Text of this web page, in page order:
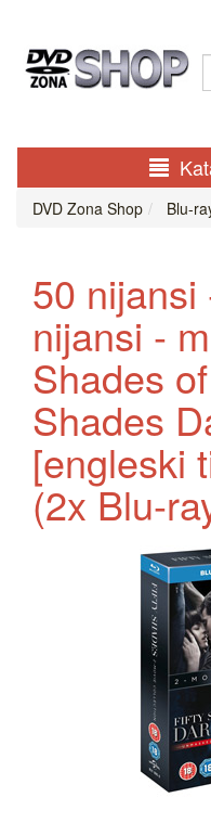
DVD Zona Shop Blu-
50 nijansi
nijansi -
Shades
Shades
[engleski
(2x Blu-